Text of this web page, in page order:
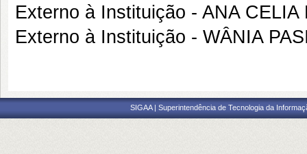
Externo à Instituição - ANA
Externo à Instituição - WÂNIA
SIGAA | Superintendência de Tecnologia da